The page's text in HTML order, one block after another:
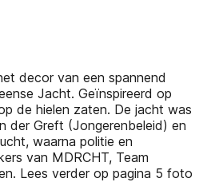
decor van een spannend
Jacht. Geïnspireerd op
de hielen zaten. De jacht was
der Greft (Jongerenbeleid) en
waarna politie en
van MDRCHT, Team
Lees verder op pagina 5 foto